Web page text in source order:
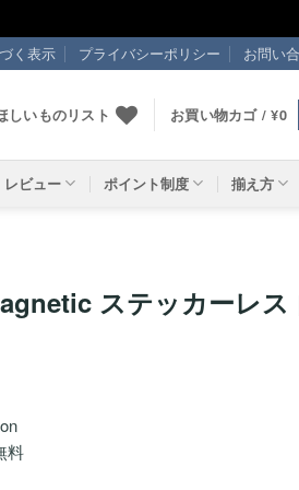
く表示 プライバシーポリシー お問い
しいものリスト お買い物カゴ /¥0
レビュー ポイント制度 揃え方
ステッカーレス
料